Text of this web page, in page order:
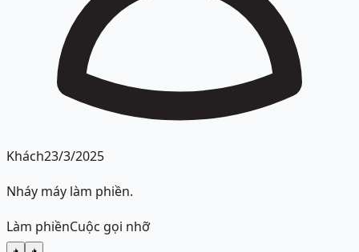
Khách23/3/2025
Nháy máy làm phiền.
Làm phiềnCuộc gọi nhỡ